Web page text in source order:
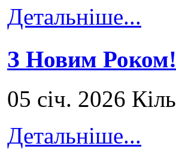
Детальніше...
З Новим Роком!
05 січ. 2026
Детальніше...